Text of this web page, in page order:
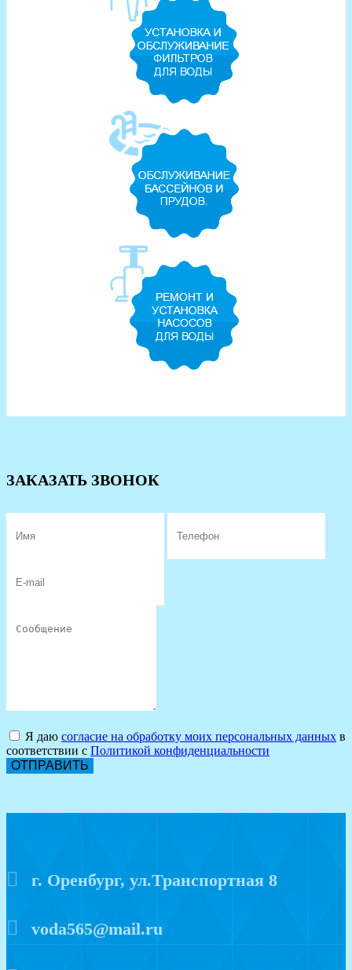
ЗАКАЗАТЬ ЗВОНОК
Я даю согласие на обработку моих персональных данных в
соответствии с Политикой конфиденциальности
ОТПРАВИТЬ
г. Оренбург, ул.Транспортная 8
voda565@mail.ru